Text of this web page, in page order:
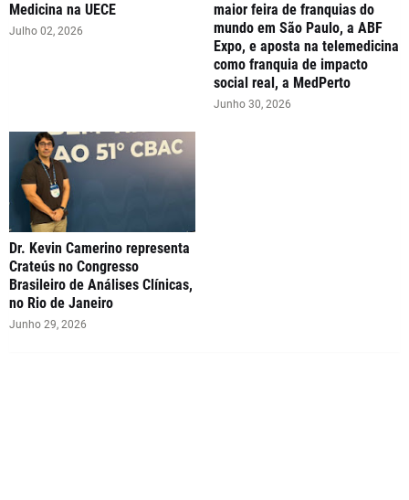
Medicina na UECE
Julho 02, 2026
maior feira de franquias do
mundo em São Paulo, a ABF
Expo, e aposta na telemedicina
como franquia de impacto
social real, a MedPerto
Junho 30, 2026
Dr. Kevin Camerino representa
Crateús no Congresso
Brasileiro de Análises Clínicas,
no Rio de Janeiro
Junho 29, 2026